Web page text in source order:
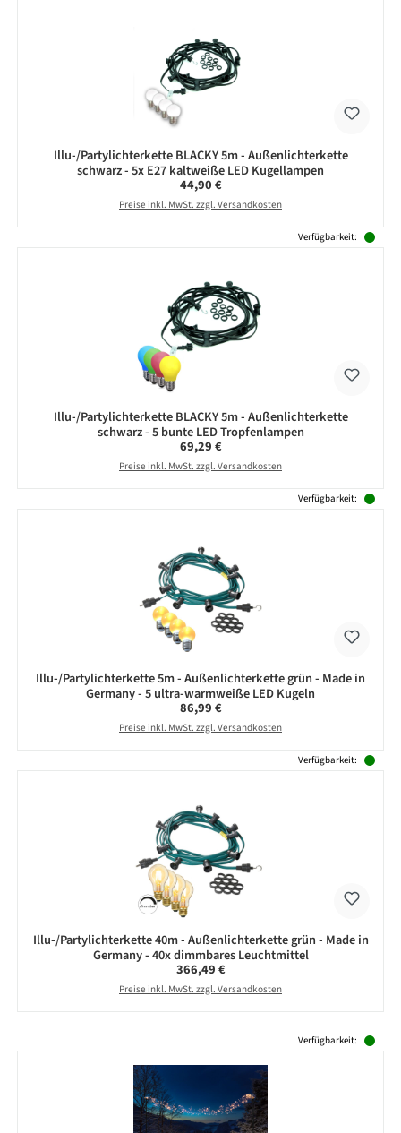
Illu-/Partylichterkette BLACKY 5m - Außenlichterkette
schwarz - 5x E27 kaltweiße LED Kugellampen
Regulärer Preis:
44,90 €
Preise inkl. MwSt. zzgl. Versandkosten
Verfügbarkeit:
Illu-/Partylichterkette BLACKY 5m - Außenlichterkette
schwarz - 5 bunte LED Tropfenlampen
Regulärer Preis:
69,29 €
Preise inkl. MwSt. zzgl. Versandkosten
Verfügbarkeit:
Illu-/Partylichterkette 5m - Außenlichterkette grün - Made in
Germany - 5 ultra-warmweiße LED Kugeln
Regulärer Preis:
86,99 €
Preise inkl. MwSt. zzgl. Versandkosten
Verfügbarkeit:
Illu-/Partylichterkette 40m - Außenlichterkette grün - Made in
Germany - 40x dimmbares Leuchtmittel
Regulärer Preis:
366,49 €
Preise inkl. MwSt. zzgl. Versandkosten
Verfügbarkeit: